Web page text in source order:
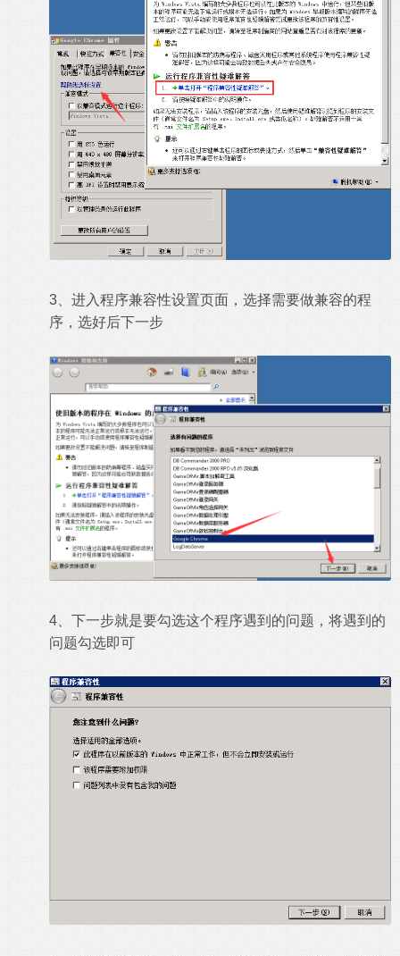
3、进入程序兼容性设置页面，选择需要做兼容的程
序，选好后下一步
4、下一步就是要勾选这个程序遇到的问题，将遇到的
问题勾选即可